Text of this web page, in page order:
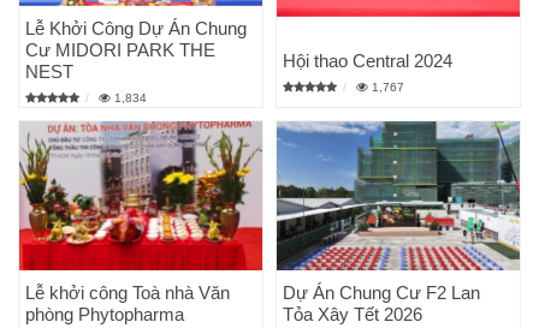
Lễ Khởi Công Dự Án Chung
Cư MIDORI PARK THE
NEST
1,834
Hội thao Central 2024
1,767
Lễ khởi công Toà nhà Văn
phòng Phytopharma
Dự Án Chung Cư F2 Lan
Tỏa Xây Tết 2026